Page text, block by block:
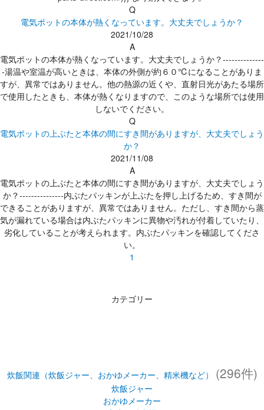
Q
電気ポットの本体が熱くなっています。大丈夫でしょうか？
2021/10/28
A
電気ポットの本体が熱くなっています。大丈夫でしょうか？--------------
-湯温や室温が高いときは、本体の外側が約６０℃になることがありま
すが、異常ではありません。他の熱源の近くや、直射日光があたる場所
で使用したときも、本体が熱くなりますので、このような場所では使用
しないでください。
Q
電気ポットの上ぶたと本体の間にすき間がありますが、大丈夫でしょう
か？
2021/11/08
A
電気ポットの上ぶたと本体の間にすき間がありますが、大丈夫でしょう
か？---------------内ぶたパッキンが上ぶたを押し上げるため、すき間が
できることがありますが、異常ではありません。ただし、すき間から蒸
気が漏れている場合は内ぶたパッキンに異物や汚れが付着していたり、
劣化していることが考えられます。内ぶたパッキンを確認してくださ
い。
1
カテゴリー
炊飯関連（炊飯ジャー、おかゆメーカー、精米機など） (296件)
炊飯ジャー
おかゆメーカー